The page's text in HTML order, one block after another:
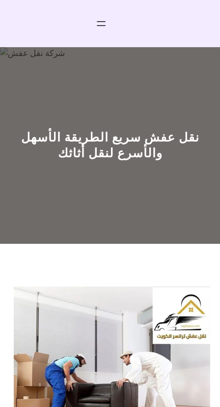
نقل عفش سريع الطريقة الأسهل
والأسرع لنقل أثاثك